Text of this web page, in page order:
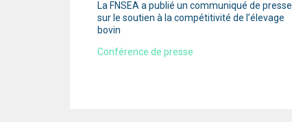
La FNSEA a publié un communiqué de presse
sur le soutien à la compétitivité de l’élevage
bovin
Conférence de presse